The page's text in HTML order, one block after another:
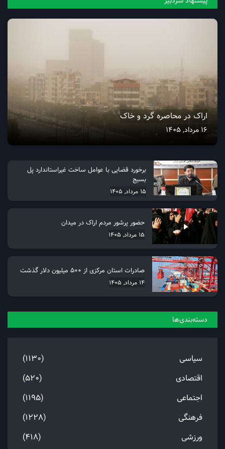
اراک در محاصره گرد و خاک
16 مرداد, 1405
برخورد قضایی با عوامل ساخت غیراستاندارد پل
بسیج
15 مرداد, 1405
حضور پرشور مردم اراک در میدان
15 مرداد, 1405
صادرات استان مرکزی از 500 میلیون دلار گذشت
14 مرداد, 1405
دسته‌بندی‌ها
سیاسی
(1130)
اقتصادی
(520)
اجتماعی
(1195)
فرهنگی
(1228)
ورزشی
(418)